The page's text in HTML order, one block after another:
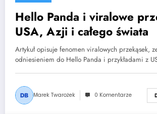
Hello Panda i viralowe
USA, Azji i całego świata
Artykuł opisuje fenomen viralowych przekąsek,
odniesieniem do Hello Panda i przykładami z
Marek Twarożek 0 Komentarze